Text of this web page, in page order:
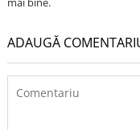
ADAUGĂ